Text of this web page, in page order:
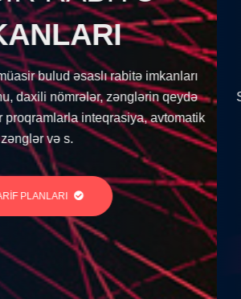
SAYTINI
Saytınızı şirkətimizin Azərbaycan
yerləşdirməklə daha sürətli edə
TARİF PLANLARI